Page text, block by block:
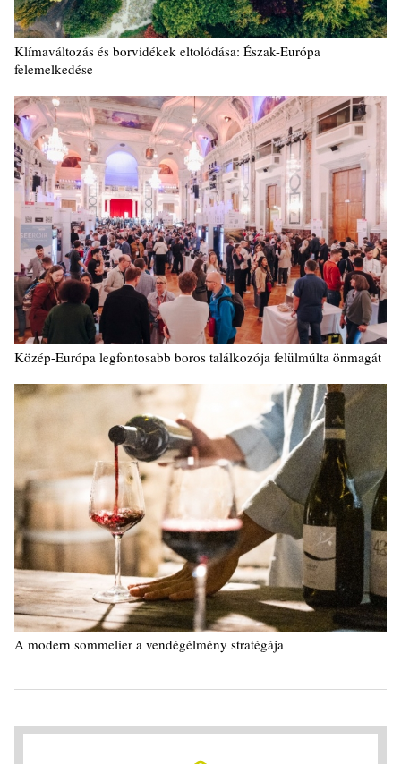
Klímaváltozás és borvidékek eltolódása: Észak-Európa
felemelkedése
Közép-Európa legfontosabb boros találkozója felülmúlta önmagát
A modern sommelier a vendégélmény stratégája